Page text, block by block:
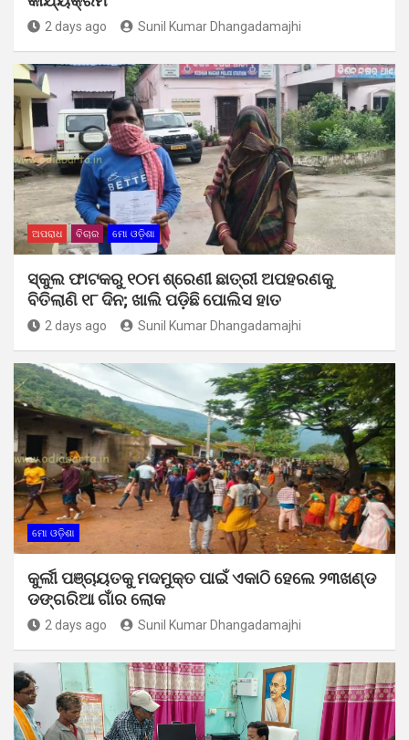
2 days ago Sunil Kumar Dhangadamajhi
ଅପରାଧ ବିଚାର ମୋ ଓଡ଼ିଶା
ସ୍କୁଲ ଫାଟକରୁ ୧୦ମ ଶ୍ରେଣୀ ଛାତ୍ରୀ ଅପହରଣକୁ
ବିତିଲାଣି ୧୮ ଦିନ; ଖାଲି ପଡ଼ିଛି ପୋଲିସ ହାତ
2 days ago Sunil Kumar Dhangadamajhi
ମୋ ଓଡ଼ିଶା
କୁର୍ଲୀ ପଞ୍ଚାୟତକୁ ମଦମୁକ୍ତ ପାଇଁ ଏକାଠି ହେଲେ ୨୩ଖଣ୍ଡ
ଡଙ୍ଗରିଆ ଗାଁର ଲୋକ
2 days ago Sunil Kumar Dhangadamajhi